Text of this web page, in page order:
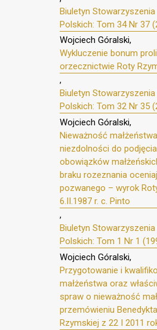
Biuletyn
Polskich: Tom 34 Nr 37
Wojciech Góralski,
Wykluczenie bonum
orzecznictwie Roty
,
Biuletyn
Polskich: Tom 32 Nr 35
Wojciech Góralski,
Nieważność
niezdolności do
obowiązków
braku rozeznania
pozwanego – wyrok
6.II.1987 r. c. Pinto
,
Biuletyn
Polskich: Tom 1 Nr 1
Wojciech Góralski,
Przygotowanie i
małżeństwa oraz
spraw o nieważność
przemówieniu
Rzymskiej z 22 I 2011